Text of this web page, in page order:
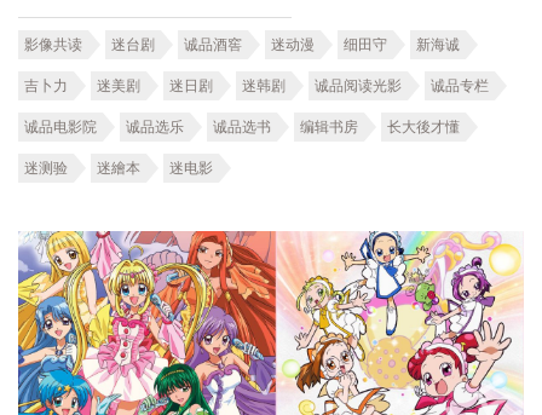
影像共读 迷台剧 诚品酒窖 迷动漫 细田守 新海诚
吉卜力 迷美剧 迷日剧 迷韩剧 诚品阅读光影 诚品专栏
诚品电影院 诚品选乐 诚品选书 编辑书房 长大後才懂
迷测验 迷繪本 迷电影